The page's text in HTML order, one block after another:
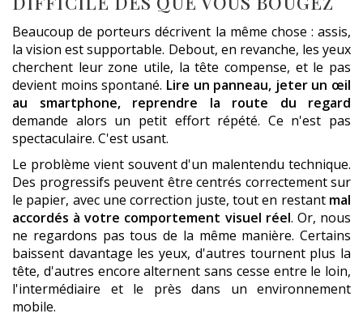
Beaucoup de porteurs décrivent la même chose : assis,
la vision est supportable. Debout, en revanche, les yeux
cherchent leur zone utile, la tête compense, et le pas
devient moins spontané. Lire un panneau, jeter un œil
au smartphone, reprendre la route du regard
demande alors un petit effort répété. Ce n'est pas
spectaculaire. C'est usant.
Le problème vient souvent d'un malentendu technique.
Des progressifs peuvent être centrés correctement sur
le papier, avec une correction juste, tout en restant mal
accordés à votre comportement visuel réel. Or, nous
ne regardons pas tous de la même manière. Certains
baissent davantage les yeux, d'autres tournent plus la
tête, d'autres encore alternent sans cesse entre le loin,
l'intermédiaire et le près dans un environnement
mobile.